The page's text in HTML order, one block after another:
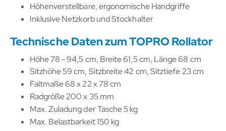
Höhenverstellbare, ergonomische Handgriffe
Inklusive Netzkorb und Stockhalter
Technische Daten zum TOPRO Rollator
Höhe 78 - 94,5 cm, Breite 61,5 cm, Länge 68 cm
Sitzhöhe 59 cm, Sitzbreite 42 cm, Sitztiefe 23 cm
Faltmaße 68 x 22 x 78 cm
Radgröße 200 x 35 mm
Max. Zuladung der Tasche 5 kg
Max. Belastbarkeit 150 kg